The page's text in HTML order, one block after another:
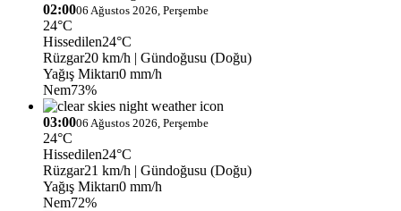
02:0006 Ağustos 2026, Perşembe
24°C
Hissedilen24°C
Rüzgar20 km/h | Gündoğusu (Doğu)
Yağış Miktarı0 mm/h
Nem73%
03:0006 Ağustos 2026, Perşembe
24°C
Hissedilen24°C
Rüzgar21 km/h | Gündoğusu (Doğu)
Yağış Miktarı0 mm/h
Nem72%